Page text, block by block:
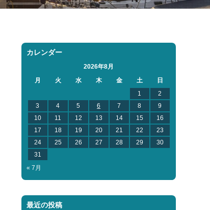
カレンダー
2026年8月
月
火 水 木 金 土
日
1
2
3
4 5 6 7 8
9
10
11 12 13 14 15
16
17
18 19 20 21 22
23
24
25 26 27 28 29
30
31
« 7月
最近の投稿